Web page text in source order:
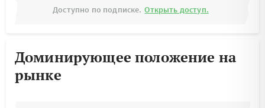
Доступно по подписке. Открыть доступ.
Доминирующее положение на
рынке